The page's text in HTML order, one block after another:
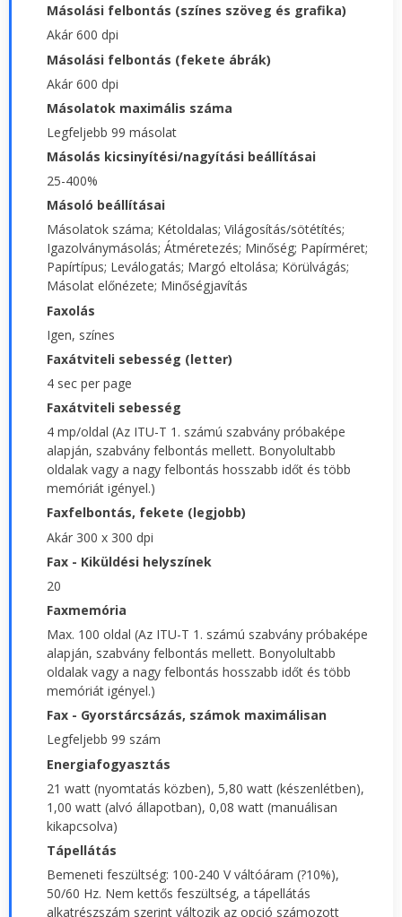
Másolási felbontás (színes szöveg és grafika)
Akár 600 dpi
Másolási felbontás (fekete ábrák)
Akár 600 dpi
Másolatok maximális száma
Legfeljebb 99 másolat
Másolás kicsinyítési/nagyítási beállításai
25-400%
Másoló beállításai
Másolatok száma; Kétoldalas; Világosítás/sötétítés;
Igazolványmásolás; Átméretezés; Minőség; Papírméret;
Papírtípus; Leválogatás; Margó eltolása; Körülvágás;
Másolat előnézete; Minőségjavítás
Faxolás
Igen, színes
Faxátviteli sebesség (letter)
4 sec per page
Faxátviteli sebesség
4 mp/oldal (Az ITU-T 1. számú szabvány próbaképe
alapján, szabvány felbontás mellett. Bonyolultabb
oldalak vagy a nagy felbontás hosszabb időt és több
memóriát igényel.)
Faxfelbontás, fekete (legjobb)
Akár 300 x 300 dpi
Fax - Kiküldési helyszínek
20
Faxmemória
Max. 100 oldal (Az ITU-T 1. számú szabvány próbaképe
alapján, szabvány felbontás mellett. Bonyolultabb
oldalak vagy a nagy felbontás hosszabb időt és több
memóriát igényel.)
Fax - Gyorstárcsázás, számok maximálisan
Legfeljebb 99 szám
Energiafogyasztás
21 watt (nyomtatás közben), 5,80 watt (készenlétben),
1,00 watt (alvó állapotban), 0,08 watt (manuálisan
kikapcsolva)
Tápellátás
Bemeneti feszültség: 100-240 V váltóáram (?10%),
50/60 Hz. Nem kettős feszültség, a tápellátás
alkatrészszám szerint változik az opció számozott